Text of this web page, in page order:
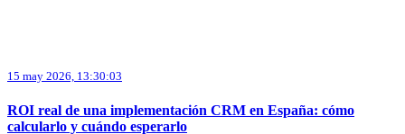
15 may 2026, 13:30:03
ROI real de una implementación CRM en España: cómo
calcularlo y cuándo esperarlo